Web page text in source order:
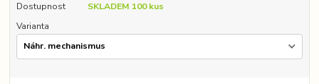
Dostupnost
SKLADEM 100 kus
Varianta